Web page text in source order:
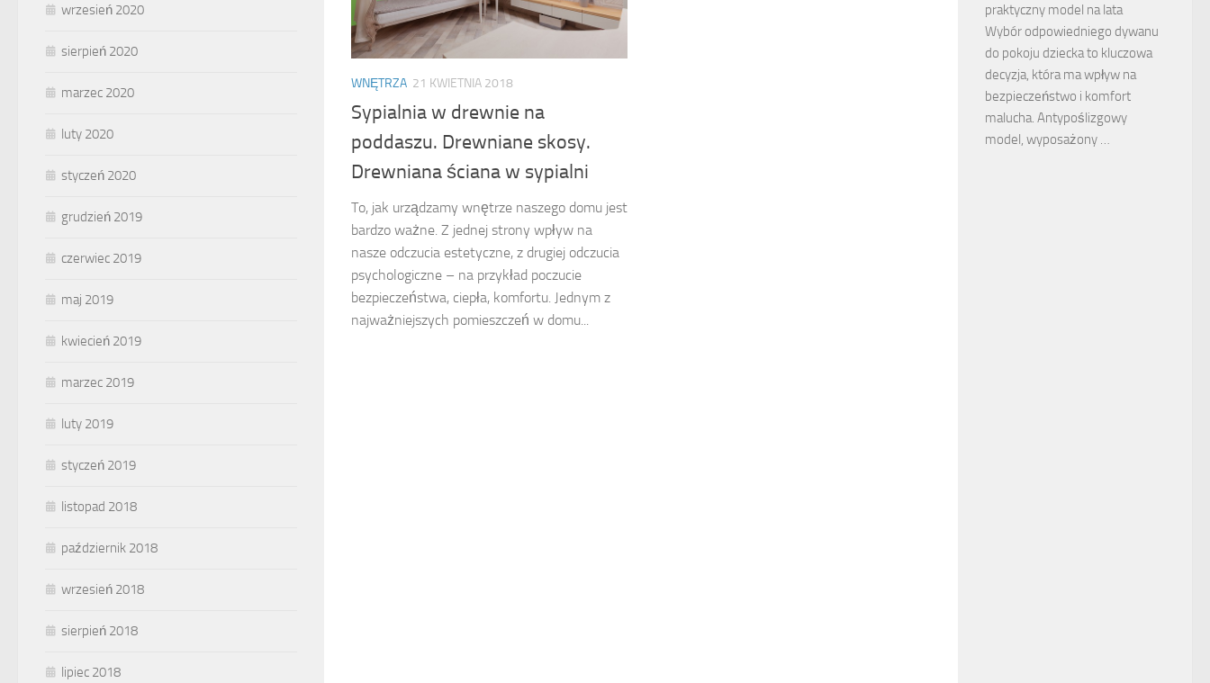
WNĘTRZA 21 KWIETNIA 2018
Sypialnia w drewnie na
poddaszu. Drewniane skosy.
Drewniana ściana w sypialni
To, jak urządzamy wnętrze naszego domu jest
bardzo ważne. Z jednej strony wpływ na
nasze odczucia estetyczne, z drugiej odczucia
psychologiczne – na przykład poczucie
bezpieczeństwa, ciepła, komfortu. Jednym z
najważniejszych pomieszczeń w domu...
wrzesień 2020
sierpień 2020
marzec 2020
luty 2020
styczeń 2020
grudzień 2019
czerwiec 2019
maj 2019
kwiecień 2019
marzec 2019
luty 2019
styczeń 2019
listopad 2018
październik 2018
wrzesień 2018
sierpień 2018
lipiec 2018
praktyczny model na lata
Wybór odpowiedniego dywanu
do pokoju dziecka to kluczowa
decyzja, która ma wpływ na
bezpieczeństwo i komfort
malucha. Antypoślizgowy
model, wyposażony …